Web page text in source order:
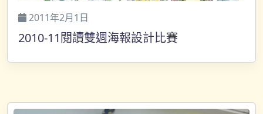
2011年2月1日
2010-11閱讀雙週海報設計比賽